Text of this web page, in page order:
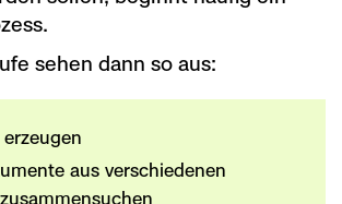
sehen dann so aus:
aus verschiedenen